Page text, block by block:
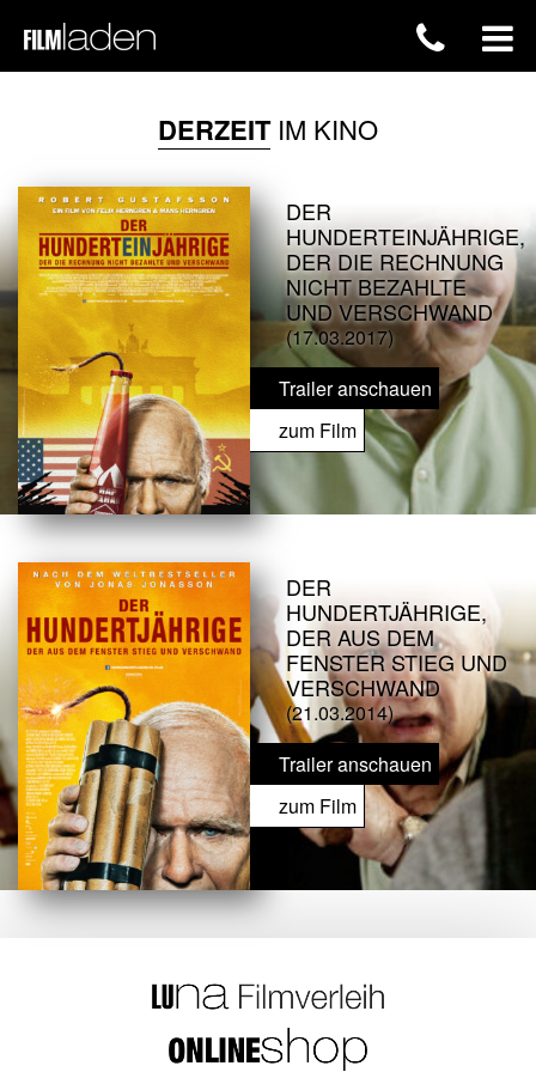
DERZEITIM KINO
DER
HUNDERTEINJÄHRIGE,
DER DIE RECHNUNG
NICHT BEZAHLTE
UND VERSCHWAND
(17.03.2017)
Trailer anschauen
zum Film
DER
HUNDERTJÄHRIGE,
DER AUS DEM
FENSTER STIEG UND
VERSCHWAND
(21.03.2014)
Trailer anschauen
zum Film